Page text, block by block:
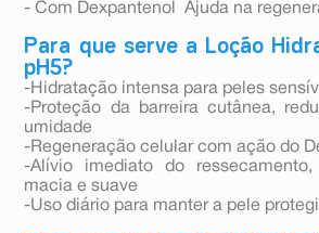
- Com Dexpantenol  Ajuda na
Para que serve a Loção
pH5?
-Hidratação intensa para peles
-Proteção da barreira cutânea,
umidade
-Regeneração celular com ação do
-Alívio imediato do
macia e suave
-Uso diário para manter a pele